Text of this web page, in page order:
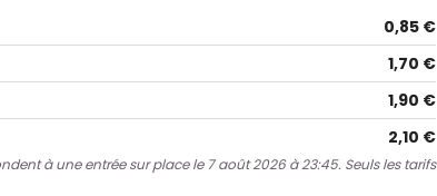
0,85 €
1,70 €
1,90 €
2,10 €
à une entrée sur place le 7 août 2026 à 23:45. Seuls les tarifs